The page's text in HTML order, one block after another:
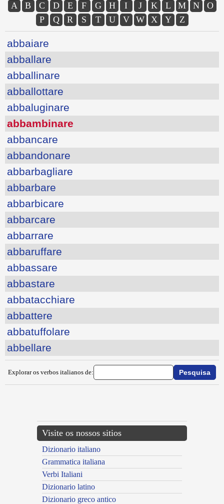
A B C D E F G H I J K L M N
O
P
Q R S T U V W X Y Z
abbaiare
abballare
abballinare
abballottare
abbaluginare
abbambinare
abbancare
abbandonare
abbarbagliare
abbarbare
abbarbicare
abbarcare
abbarrare
abbaruffare
abbassare
abbastare
abbatacchiare
abbattere
abbatuffolare
abbellare
Explorar os verbos italianos de:
Visite os nossos sitios
Dizionario italiano
Grammatica italiana
Verbi Italiani
Dizionario latino
Dizionario greco antico